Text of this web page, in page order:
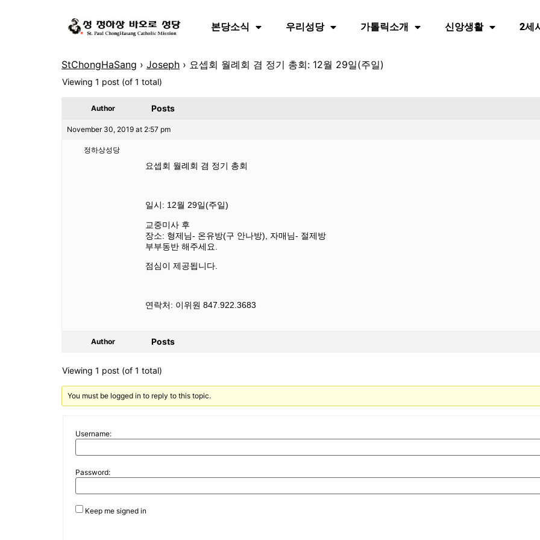
본당소식 우리성당 가톨릭소개 신앙생활 2세
StChongHaSang › Joseph › 요셉회 월례회 겸 정기 총회: 12월 29일(주일)
Viewing 1 post (of 1 total)
Author Posts
November 30, 2019 at 2:57 pm
정하상성당
요셉회 월례회 겸 정기 총회
일시: 12월 29일(주일)
교중미사 후
장소: 형제님- 온유방(구 안나방), 자매님- 절제방
부부동반 해주세요.
점심이 제공됩니다.
연락처: 이위원 847.922.3683
Author Posts
Viewing 1 post (of 1 total)
You must be logged in to reply to this topic.
Username:
Password:
Keep me signed in